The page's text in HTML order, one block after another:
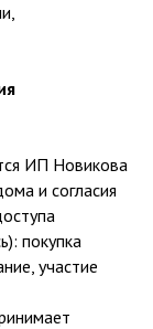
ИП Новикова
и согласия
покупка
участие